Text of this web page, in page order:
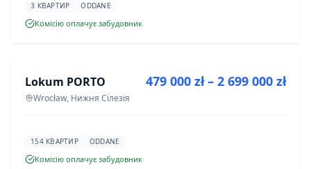
3 КВАРТИР ODDANE
Комісію оплачує забудовник
ІНВЕСТИЦІЯ
Lokum PORTO
Wrocław, Нижня Сілезія
479 000 zł – 2 699 000 zł
154 КВАРТИР ODDANE
Комісію оплачує забудовник